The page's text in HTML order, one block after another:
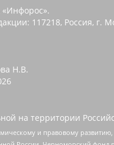
117218, Россия, г.
Н.В.
на территории
и правовому